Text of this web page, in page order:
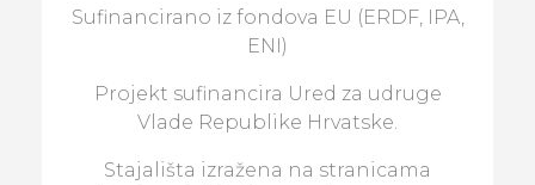
Sufinancirano iz fondova EU (ERDF, IPA,
ENI)
Projekt sufinancira Ured za udruge
Vlade Republike Hrvatske.
Stajališta izražena na stranicama